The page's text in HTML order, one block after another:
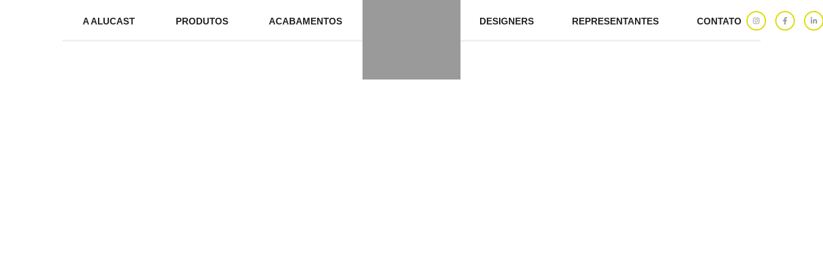
A ALUCAST PRODUTOS ACABAMENTOS DESIGNERS REPRESENTANTES CONTATO